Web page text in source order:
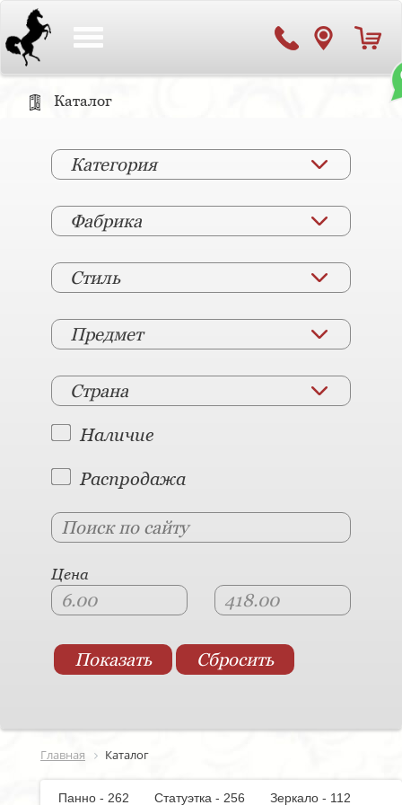
Каталог
Категория
Фабрика
Стиль
Предмет
Страна
Наличие
Распродажа
Цена
Главная Каталог
Панно - 262 Статуэтка - 256
Зеркало - 112